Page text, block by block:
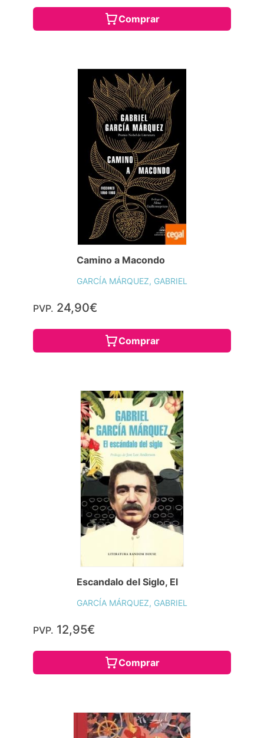
Comprar
Camino a Macondo
GARCÍA MÁRQUEZ, GABRIEL
PVP. 24,90€
Comprar
Escandalo del Siglo, El
GARCÍA MÁRQUEZ, GABRIEL
PVP. 12,95€
Comprar